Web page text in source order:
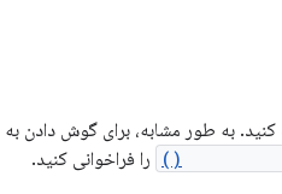
به طور مشابه، برای گوش دادن به
را فراخوانی کنید.